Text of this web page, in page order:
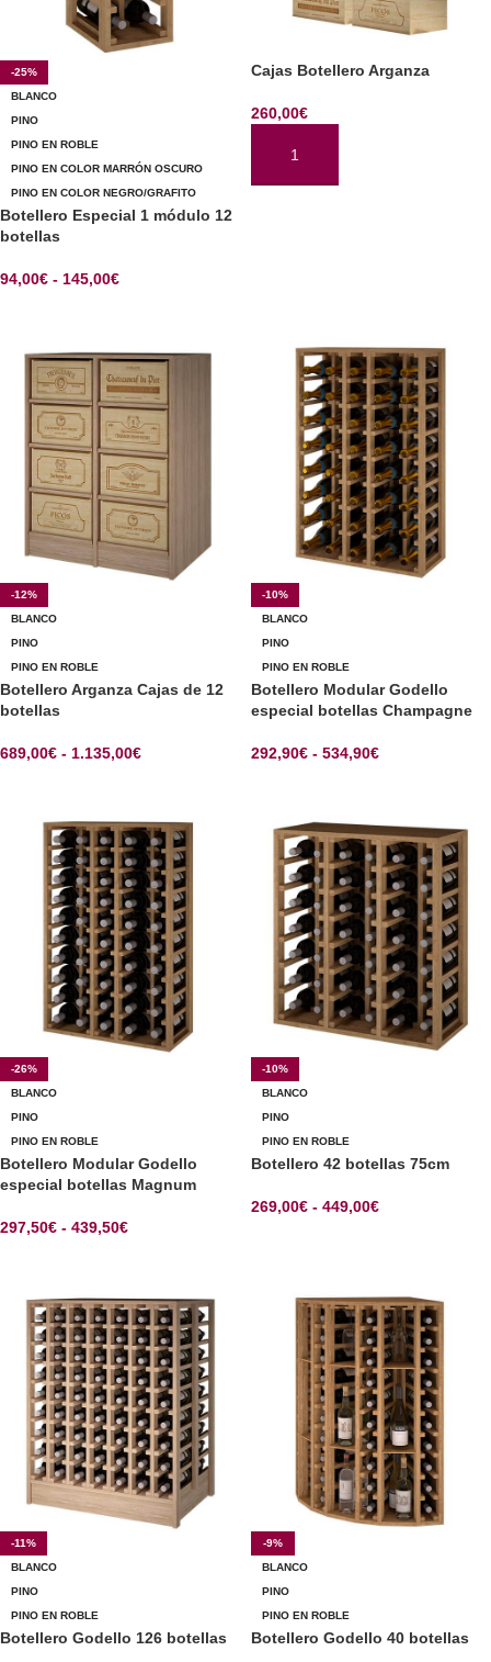
-25%
BLANCO
PINO
PINO EN ROBLE
PINO EN COLOR MARRÓN OSCURO
PINO EN COLOR NEGRO/GRAFITO
Botellero Especial 1 módulo 12
botellas
94,00€ - 145,00€
Cajas Botellero Arganza
260,00€
AÑADIR AL CARRITO
-12%
BLANCO
PINO
PINO EN ROBLE
Botellero Arganza Cajas de 12
botellas
689,00€ - 1.135,00€
-10%
BLANCO
PINO
PINO EN ROBLE
Botellero Modular Godello
especial botellas Champagne
292,90€ - 534,90€
-26%
BLANCO
PINO
PINO EN ROBLE
Botellero Modular Godello
especial botellas Magnum
297,50€ - 439,50€
-10%
BLANCO
PINO
PINO EN ROBLE
Botellero 42 botellas 75cm
269,00€ - 449,00€
-11%
BLANCO
PINO
PINO EN ROBLE
Botellero Godello 126 botellas
-9%
BLANCO
PINO
PINO EN ROBLE
Botellero Godello 40 botellas